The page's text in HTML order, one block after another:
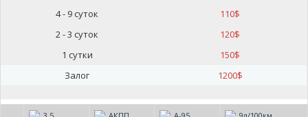
4 - 9 суток 110$
2 - 3 суток
120$
1 сутки
150$
Залог
1200$